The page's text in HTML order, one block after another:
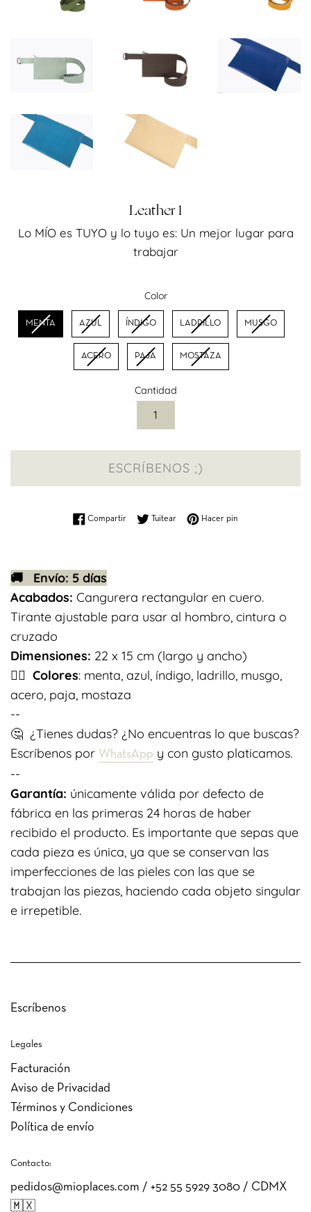
Leather 1
Precio
habitual
Lo MÍO es TUYO y lo tuyo es: Un mejor lugar para
trabajar
Color
Color
MENTA AZUL ÍNDIGO LADRILLO MUSGO
ACERO PAJA MOSTAZA
Cantidad
ESCRÍBENOS ;)
Compartir Compartir en Facebook
Tuitear Tuitear en Twitter
Hacer pin
🚚 Envío: 5 días
Acabados: Cangurera rectangular en cuero.
Tirante ajustable para usar al hombro, cintura o
cruzado
Dimensiones: 22 x 15 cm (largo y ancho)
👉🏽 Colores: menta, azul, índigo, ladrillo, musgo,
acero, paja, mostaza
--
🤔 ¿Tienes dudas? ¿No encuentras lo que buscas?
Escríbenos por WhatsApp y con gusto platicamos.
--
Garantía: únicamente válida por defecto de
fábrica en las primeras 24 horas de haber
recibido el producto. Es importante que sepas que
cada pieza es única, ya que se conservan las
imperfecciones de las pieles con las que se
trabajan las piezas, haciendo cada objeto singular
e irrepetible.
Escríbenos
Legales
Facturación
Aviso de Privacidad
Términos y Condiciones
Política de envío
Contacto:
pedidos@mioplaces.com / +52 ‭55 5929 3080‬ / CDMX
🇲🇽